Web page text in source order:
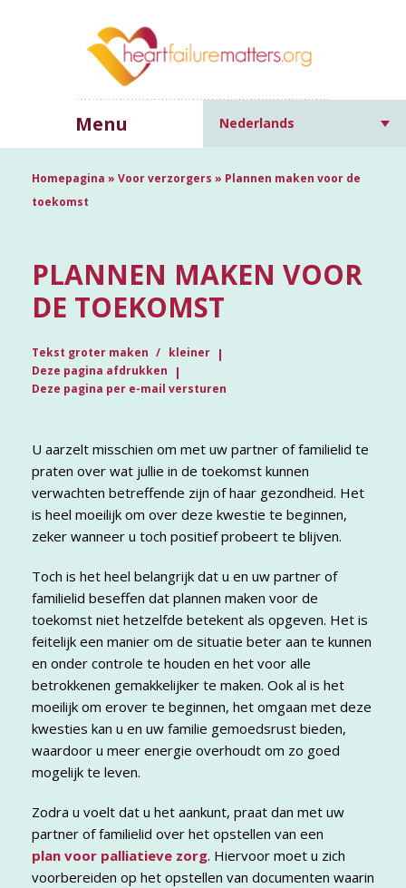
Menu Nederlands
Homepagina » Voor verzorgers » Plannen maken voor de
toekomst
PLANNEN MAKEN VOOR
DE TOEKOMST
Tekst groter maken
kleiner
Deze pagina afdrukken
Deze pagina per e-mail versturen
U aarzelt misschien om met uw partner of familielid te
praten over wat jullie in de toekomst kunnen
verwachten betreffende zijn of haar gezondheid. Het
is heel moeilijk om over deze kwestie te beginnen,
zeker wanneer u toch positief probeert te blijven.
Toch is het heel belangrijk dat u en uw partner of
familielid beseffen dat plannen maken voor de
toekomst niet hetzelfde betekent als opgeven. Het is
feitelijk een manier om de situatie beter aan te kunnen
en onder controle te houden en het voor alle
betrokkenen gemakkelijker te maken. Ook al is het
moeilijk om erover te beginnen, het omgaan met deze
kwesties kan u en uw familie gemoedsrust bieden,
waardoor u meer energie overhoudt om zo goed
mogelijk te leven.
Zodra u voelt dat u het aankunt, praat dan met uw
partner of familielid over het opstellen van een
plan voor palliatieve zorg. Hiervoor moet u zich
voorbereiden op het opstellen van documenten waarin